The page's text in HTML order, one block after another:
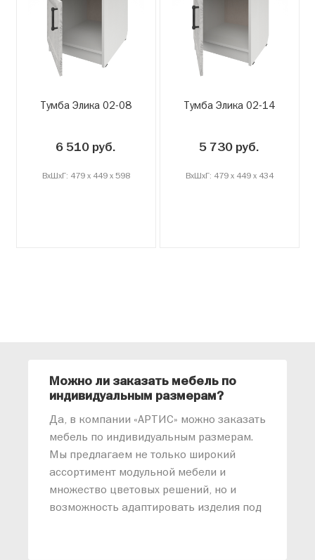
Тумба Элика 02-08
6 510 руб.
ВxШxГ: 479 x 449 x 598
Тумба Элика 02-14
5 730 руб.
ВxШxГ: 479 x 449 x 434
Можно ли заказать мебель по
индивидуальным размерам?
Да, в компании «АРТИС» можно заказать
мебель по индивидуальным размерам.
Мы предлагаем не только широкий
ассортимент модульной мебели и
множество цветовых решений, но и
возможность адаптировать изделия под